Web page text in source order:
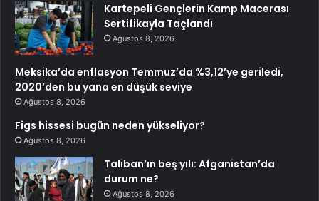
Kartepeli Gençlerin Kamp Macerası
Sertifikayla Taçlandı
Ağustos 8, 2026
Meksika’da enflasyon Temmuz’da %3,12’ye geriledi,
2020’den bu yana en düşük seviye
Ağustos 8, 2026
Figs hissesi bugün neden yükseliyor?
Ağustos 8, 2026
Taliban’ın beş yılı: Afganistan’da
durum ne?
Ağustos 8, 2026